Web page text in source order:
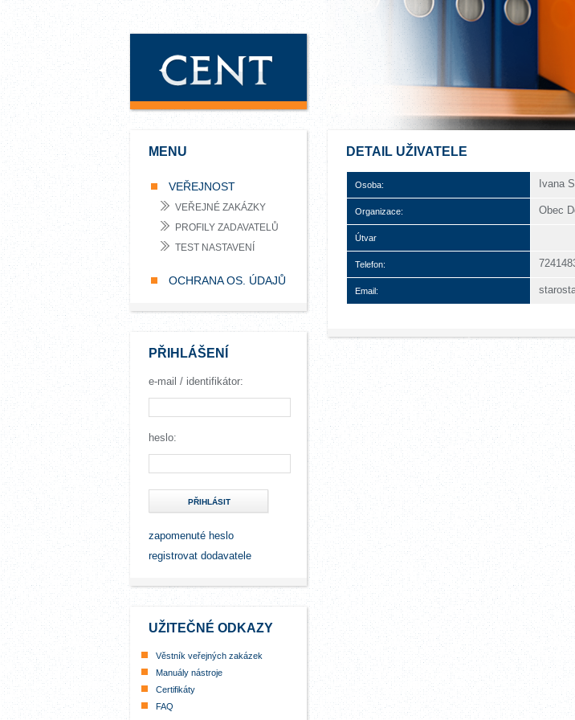
MENU
VEŘEJNOST
VEŘEJNÉ ZAKÁZKY
PROFILY ZADAVATELŮ
TEST NASTAVENÍ
OCHRANA OS. ÚDAJŮ
PŘIHLÁŠENÍ
e-mail / identifikátor:
heslo:
PŘIHLÁSIT
zapomenuté heslo
registrovat dodavatele
UŽITEČNÉ ODKAZY
Věstník veřejných zakázek
Manuály nástroje
Certifikáty
FAQ
DETAIL UŽIVATELE
Osoba: Ivana
Organizace: Obec
Útvar
Telefon:
Email: